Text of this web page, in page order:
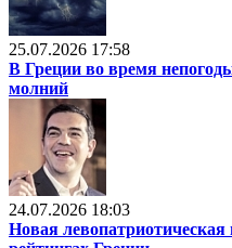
25.07.2026 17:58
В Греции во время
молний
24.07.2026 18:03
Новая левопатриотическая